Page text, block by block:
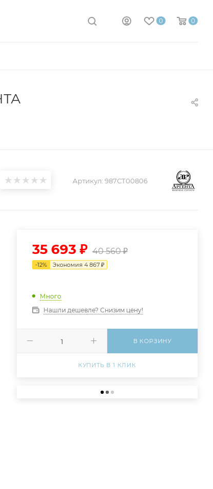
0 0
Артикул: 987СТ00806
35 693₽ 40 560₽
-12% Экономия 4 867₽
Много
Нашли дешевле? Снизим цену!
В КОРЗИНУ
КУПИТЬ В 1 КЛИК